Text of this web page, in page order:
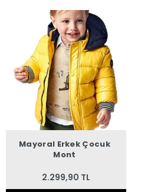
Mayoral Erkek Çocuk
Mont
2.299,90 TL